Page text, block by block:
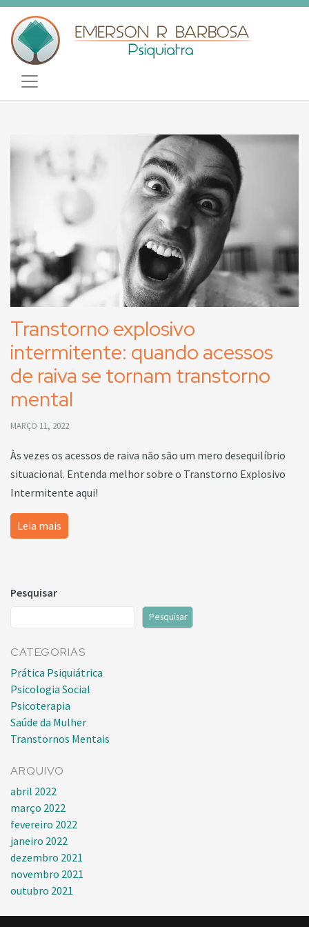
Transtorno explosivo
intermitente: quando acessos
de raiva se tornam transtorno
mental
MARÇO 11, 2022
Às vezes os acessos de raiva não são um mero desequilíbrio
situacional. Entenda melhor sobre o Transtorno Explosivo
Intermitente aqui!
Leia mais
Pesquisar
Pesquisar
CATEGORIAS
Prática Psiquiátrica
Psicologia Social
Psicoterapia
Saúde da Mulher
Transtornos Mentais
ARQUIVO
abril 2022
março 2022
fevereiro 2022
janeiro 2022
dezembro 2021
novembro 2021
outubro 2021